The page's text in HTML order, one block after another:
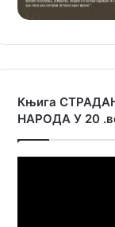
Књига
НАРОДА У 20